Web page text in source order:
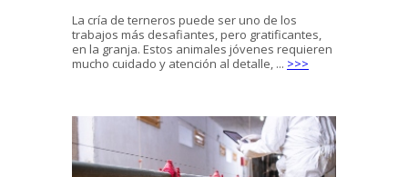
La cría de terneros puede ser uno de los
trabajos más desafiantes, pero gratificantes,
en la granja. Estos animales jóvenes requieren
mucho cuidado y atención al detalle, ... >>>